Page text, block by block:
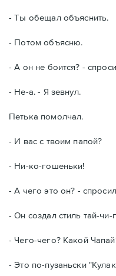
- Ты обещал объяснить.
- Потом объясню.
- А он не боится? -
- Не-а. - Я зевнул.
Петька помолчал.
- И вас с твоим папой?
- Ни-ко-гошеньки!
- А чего это он? -
- Он создал стиль тай-
- Чего-чего? Какой
- Это по-пузаньски